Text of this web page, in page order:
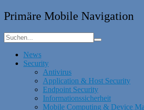
Primäre Mobile Navigation
News
Security
Antivirus
Application & Host Security
Endpoint Security
Informationssicherheit
Mobile Computing & Device